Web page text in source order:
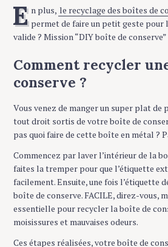
E n plus, le recyclage des boîtes de
permet de faire un petit geste pour
valide ? Mission “DIY boîte de conserve”
Comment recycler
conserve ?
Vous venez de manger un super plat
tout droit sortis de votre boîte de
pas quoi faire de cette boîte en métal ?
Commencez par laver l’intérieur de la
faites la tremper pour que l’étiquette
facilement. Ensuite, une fois l’étiquette
boîte de conserve. FACILE, direz-vous,
essentielle pour recycler la boîte de
moisissures et mauvaises odeurs.
Ces étapes réalisées, votre boîte de